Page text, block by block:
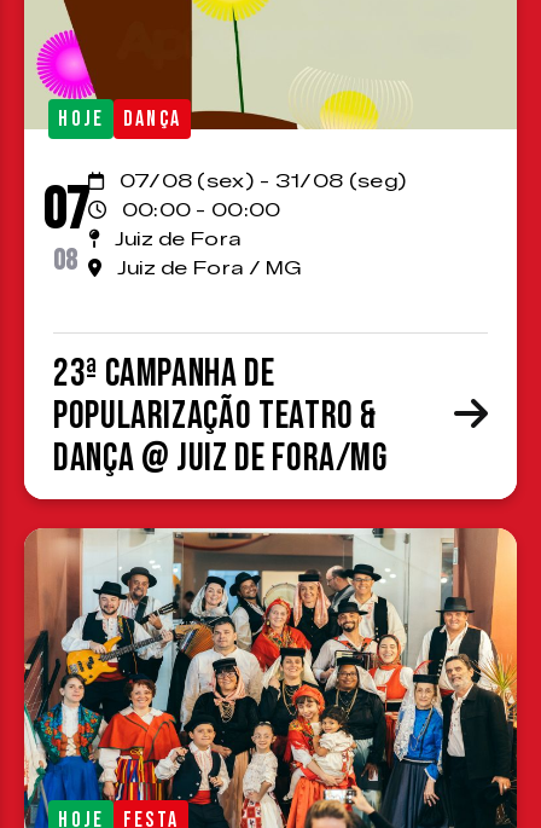
HOJE DANÇA
07
08
07/08 (sex) - 31/08 (seg)
00:00 - 00:00
Juiz de Fora
Juiz de Fora / MG
23ª Campanha de
Popularização Teatro &
Dança @ Juiz de Fora/MG
HOJE FESTA